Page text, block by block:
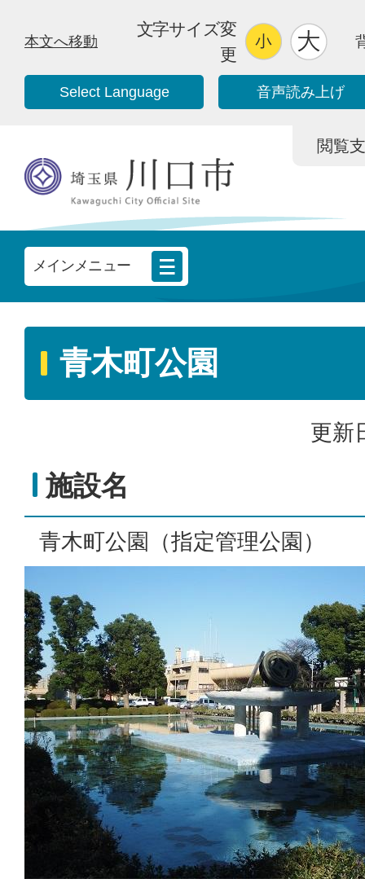
本文へ移動
文字サイズ変
更
Select Language 音声読み上げ
閲覧
メインメニュー
青木町公園
更新
施設名
青木町公園（指定管理公園）